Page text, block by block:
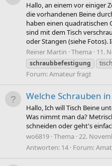
Hallo, an einem vor einiger
die vorhandenen Beine
haben einen quadratischen
sind mit dem Tisch
oder Stangen (siehe Fotos).
Reiner Martin Thema 11.
schraubbefestigung
Forum:Amateur fragt
Welche Schrauben
Hallo, Ich will Tisch Beine
Was nimmt man da?
schneiden oder geht's
wo6819 Thema 22.
Antworten: 14 Forum: